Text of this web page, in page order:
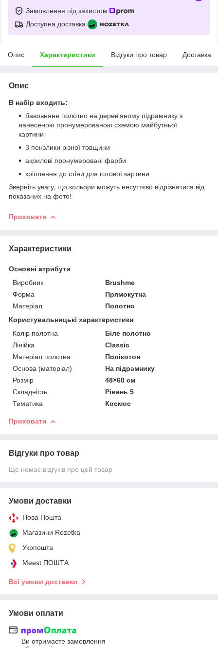
Замовлення під захистом
Доступна доставка
Опис Характеристики Відгуки про товар Доставка
Опис
В набір входить:
бавовняне полотно на дерев'яному підрамнику з
нанесеною пронумерованою схемою майбутньої
картини
3 пензлики різної товщини
акрилові пронумеровані фарби
кріплення до стіни для готової картини
Зверніть увагу, що кольори можуть несуттєво відрізнятися від
показаних на фото!
Приховати
Характеристики
Основні атрибути
Виробник
Brushme
Форма
Прямокутна
Матеріал
Полотно
Користувальницькі характеристики
Колір полотна
Біле полотно
Лінійка
Classic
Матеріал полотна
Полікотон
Основа (матеріал)
На підрамнику
Розмір
48×60 см
Складність
Рівень 5
Тематика
Космос
Приховати
Відгуки про товар
Ще немає відгуків про цей товар
Умови доставки
Нова Пошта
Магазини Rozetka
Укрпошта
Meest ПОШТА
Всі умови доставки
Умови оплати
Ви отримаєте замовлення